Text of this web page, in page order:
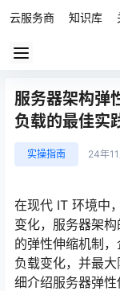
云服务商 知识库
服务器架构弹
负载的最佳实
实操指南 24年
在现代 IT 环境中
变化，服务器架
的弹性伸缩机制
负载变化，并最
细介绍服务器弹